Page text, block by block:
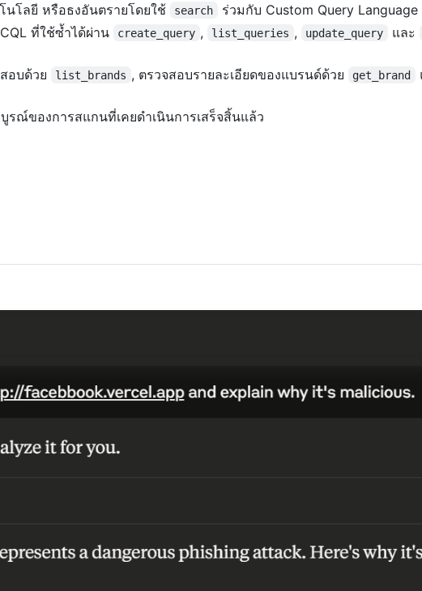
โลยี หรือธงอันตรายโดยใช้ search
ร่วมกับ Custom Query Language
ที่ใช้ซ้ำได้ผ่าน create_query , list_queries , update_query และ
อบด้วย list_brands , ตรวจสอบรายละเอียดของแบรนด์ด้วย get_brand
รณ์ของการสแกนที่เคยดำเนินการเสร็จสิ้นแล้ว